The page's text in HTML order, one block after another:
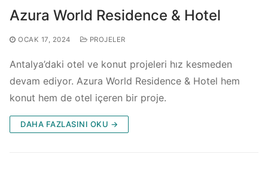
Azura World Residence & Hotel
OCAK 17, 2024 PROJELER
Antalya’daki otel ve konut projeleri hız kesmeden
devam ediyor. Azura World Residence & Hotel hem
konut hem de otel içeren bir proje.
DAHA FAZLASINI OKU →